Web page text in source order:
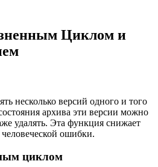
Циклом и
несколько версий одного и того
архива эти версии можно
удалять. Эта функция снижает
ошибки.
циклом